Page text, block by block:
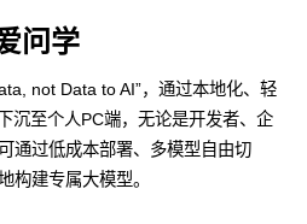
问学
not Data to AI”，通过本地化、轻
沉至个人PC端，无论是开发者、企
通过低成本部署、多模型自由切
构建专属大模型。